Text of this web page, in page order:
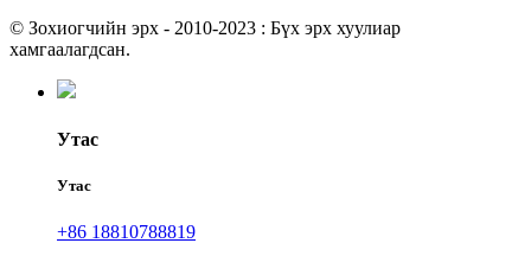
© Зохиогчийн эрх - 2010-2023 : Бүх эрх хуулиар
хамгаалагдсан.
Утас
Утас
+86 18810788819